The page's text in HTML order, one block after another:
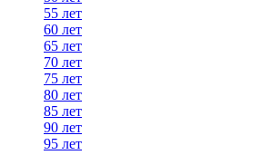
55 лет
60 лет
65 лет
70 лет
75 лет
80 лет
85 лет
90 лет
95 лет